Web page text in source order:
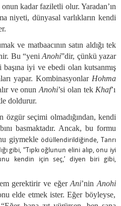
kadar faziletli olur. Yaradan’ın
niyeti, dünyasal varlıkların kendi
ve matbaacının satın aldığı tek
Bu “yeniAnohi”dir, çünkü yazar
iyi ve ebedi olan kutsanmış
yapar. Kombinasyonlar Hohma
ve onunAnohi’si olan tek Khaf’ı
doldurur.
özgür seçimi olmadığından, kendi
basmaktadır. Ancak, bu formu
giymekleödüllendirildiğinde, Tanrı
gibi, “Tıpkı oğlunun elini alıp, onu iyi
kendin için seç,’ diyen biri gibi,
gerektirir ve eğerAni’ninAnohi
elde etmek ister. Eğer böyleyse,